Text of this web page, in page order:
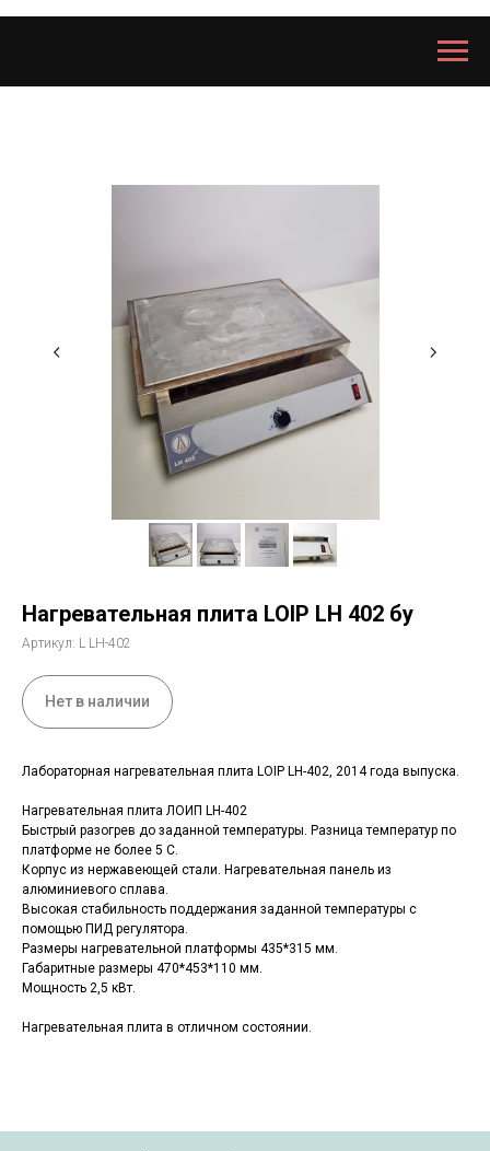
Нагревательная плита LOIP LH 402 бу
Артикул: L LH-402
Нет в наличии
Лабораторная нагревательная плита LOIP LH-402, 2014 года выпуска.
Нагревательная плита ЛОИП LH-402
Быстрый разогрев до заданной температуры. Разница температур по
платформе не более 5 С.
Корпус из нержавеющей стали. Нагревательная панель из
алюминиевого сплава.
Высокая стабильность поддержания заданной температуры с
помощью ПИД регулятора.
Размеры нагревательной платформы 435*315 мм.
Габаритные размеры 470*453*110 мм.
Мощность 2,5 кВт.
Нагревательная плита в отличном состоянии.